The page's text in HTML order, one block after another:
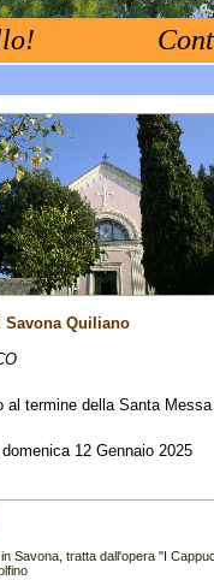
Quiliano
al termine della Santa
12 Gennaio 2025
Savona, tratta dall'opera "I